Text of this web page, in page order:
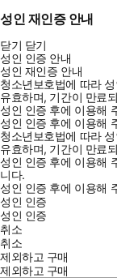
성인 재인증 안내
닫기 닫기
성인 인증 안내
성인 재인증 안내
청소년보호법에 따라
유효하며, 기간이 만료
성인 인증 후에 이용해
성인 인증 후에 이용해
청소년보호법에 따라
유효하며, 기간이 만료
성인 인증 후에 이용해
니다.
성인 인증 후에 이용해
성인 인증
성인 인증
취소
취소
제외하고 구매
제외하고 구매